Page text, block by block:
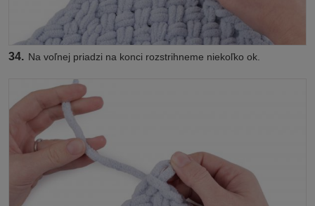
34. Na voľnej priadzi na konci rozstrihneme niekoľko ok.